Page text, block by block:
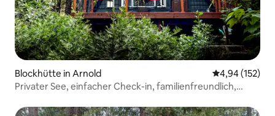
Blockhütte in Arnold
4,94 (152)
Privater See, einfacher Check-in, familienfreundlich,